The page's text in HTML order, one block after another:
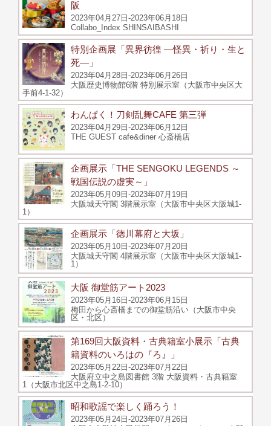
阪
2023年04月27日-2023年06月18日
Collabo_Index SHINSAIBASHI
特別企画展「異界彷徨 ―怪異・祈り・生と
死―」
2023年04月28日-2023年06月26日
大阪歴史博物館6階 特別展示室（大阪市中央区大
手前4-1-32）
わんぱく！刀剣乱舞CAFE 第三弾
2023年04月29日-2023年06月12日
THE GUEST cafe&diner 心斎橋店
企画展示「THE SENGOKU LEGENDS ～
戦国伝説の虚実～」
2023年05月09日-2023年07月19日
大阪城天守閣 3階展示室（大阪市中央区大阪城1-
1）
企画展示「徳川幕府と大坂」
2023年05月10日-2023年07月20日
大阪城天守閣 4階展示室（大阪市中央区大阪城1-
1）
大阪 御堂筋アート2023
2023年05月16日-2023年06月15日
梅田から心斎橋までの御堂筋沿い（大阪市中央
区・北区）
第169回大阪資料・古典籍室小展示「古典
籍資料のいろはの『ろ』」
2023年05月22日-2023年07月22日
大阪府立中之島図書館 3階 大阪資料・古典籍室
1（大阪市北区中之島1-2-10）
昭和歌謡で楽しく踊ろう！
2023年05月24日-2023年07月26日